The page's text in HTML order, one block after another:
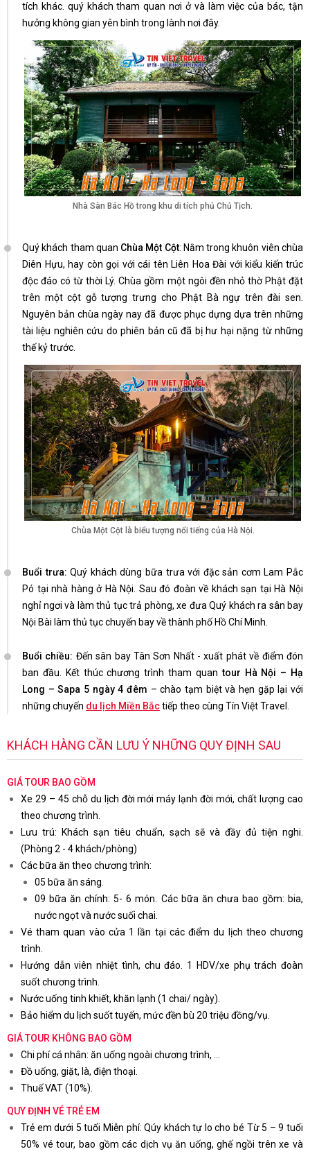
tích khác. quý khách tham quan nơi ở và làm việc của bác, tận
hưởng không gian yên bình trong lành nơi đây.
Nhà Sàn Bác Hồ trong khu di tích phủ Chủ Tịch.
Quý khách tham quan Chùa Một Cột: Nằm trong khuôn viên chùa
Diên Hựu, hay còn gọi với cái tên Liên Hoa Đài với kiểu kiến trúc
độc đáo có từ thời Lý. Chùa gồm một ngôi đền nhỏ thờ Phật đặt
trên một cột gỗ tượng trưng cho Phật Bà ngự trên đài sen.
Nguyên bản chùa ngày nay đã được phục dựng dựa trên những
tài liệu nghiên cứu do phiên bản cũ đã bị hư hại nặng từ những
thế kỷ trước.
Chùa Một Cột là biểu tượng nổi tiếng của Hà Nội.
Buổi trưa: Quý khách dùng bữa trưa với đặc sản cơm Lam Pắc
Pó tại nhà hàng ở Hà Nội. Sau đó đoàn về khách sạn tại Hà Nội
nghỉ ngơi và làm thủ tục trả phòng, xe đưa Quý khách ra sân bay
Nội Bài làm thủ tục chuyến bay về thành phố Hồ Chí Minh.
Buổi chiều: Đến sân bay Tân Sơn Nhất - xuất phát về điểm đón
ban đầu. Kết thúc chương trình tham quantour Hà Nội – Hạ
Long – Sapa 5 ngày 4 đêm – chào tạm biệt và hẹn gặp lại với
những chuyến du lịch Miền Bắctiếp theo cùng Tín Việt Travel.
KHÁCH HÀNG CẦN LƯU Ý NHỮNG QUY ĐỊNH SAU
GIÁ TOUR BAO GỒM
Xe 29 – 45 chỗ du lịch đời mới máy lạnh đời mới, chất lượng cao
theo chương trình.
Lưu trú: Khách sạn tiêu chuẩn, sạch sẽ và đầy đủ tiện nghi.
(Phòng 2 - 4 khách/phòng)
Các bữa ăn theo chương trình:
05 bữa ăn sáng.
09 bữa ăn chính: 5- 6 món. Các bữa ăn chưa bao gồm: bia,
nước ngọt và nước suối chai.
Vé tham quan vào cửa 1 lần tại các điểm du lịch theo chương
trình.
Hướng dẫn viên nhiệt tình, chu đáo. 1 HDV/xe phụ trách đoàn
suốt chương trình.
Nước uống tinh khiết, khăn lạnh (1 chai/ ngày).
Bảo hiểm du lịch suốt tuyến, mức đền bù 20 triệu đồng/vụ.
GIÁ TOUR KHÔNG BAO GỒM
Chi phí cá nhân: ăn uống ngoài chương trình, …
Đồ uống, giặt, là, điện thoại.
Thuế VAT (10%).
QUY ĐỊNH VÉ TRẺ EM
Trẻ em dưới 5 tuổi Miễn phí: Qúy khách tự lo cho bé Từ 5 – 9 tuổi
50% vé tour, bao gồm các dịch vụ ăn uống, ghế ngồi trên xe và